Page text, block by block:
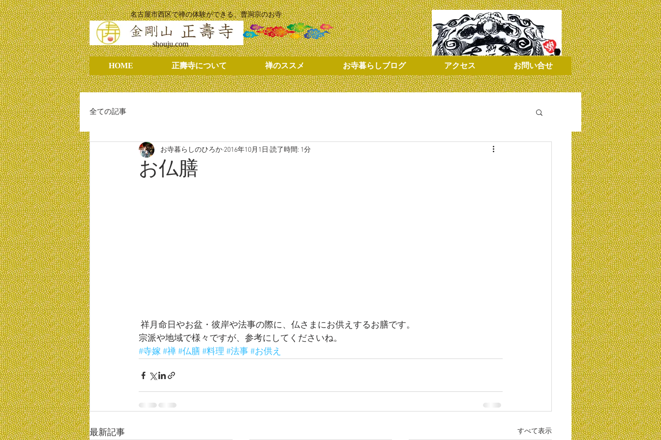
名古屋市西区で禅の体験ができる、曹洞宗のお寺
shouju.com
HOME 正壽寺について 禅のススメ お寺暮らしブログ アクセス お問い合せ
全ての記事
お仏膳
お寺暮らしのひろか 2016年10月1日 読了時間: 1分
祥月命日やお盆・彼岸や法事の際に、仏さまにお供えするお膳です。
宗派や地域で様々ですが、参考にしてくださいね。
#寺嫁 #禅#仏膳#料理#法事#お供え
最新記事 すべて表示